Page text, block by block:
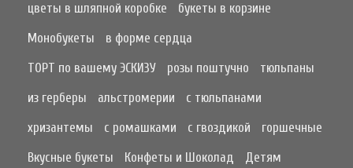
цветы в шляпной коробке
букеты в корзине
Монобукеты
в форме сердца
ТОРТ по вашему ЭСКИЗУ
розы поштучно
тюльпаны
из герберы
альстромерии
с тюльпанами
хризантемы
с ромашками с гвоздикой
горшечные
Вкусные букеты
Конфеты и Шоколад
Детям